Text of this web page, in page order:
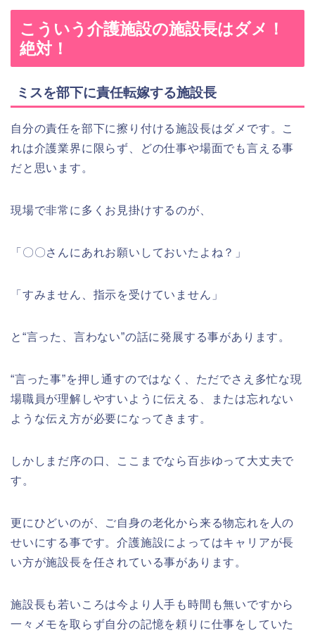
こういう介護施設の施設長はダメ！
絶対！
ミスを部下に責任転嫁する施設長
自分の責任を部下に擦り付ける施設長はダメです。こ
れは介護業界に限らず、どの仕事や場面でも言える事
だと思います。
現場で非常に多くお見掛けするのが、
「〇〇さんにあれお願いしておいたよね？」
「すみません、指示を受けていません」
と“言った、言わない”の話に発展する事があります。
“言った事”を押し通すのではなく、ただでさえ多忙な現
場職員が理解しやすいように伝える、または忘れない
ような伝え方が必要になってきます。
しかしまだ序の口、ここまでなら百歩ゆって大丈夫で
す。
更にひどいのが、ご自身の老化から来る物忘れを人の
せいにする事です。介護施設によってはキャリアが長
い方が施設長を任されている事があります。
施設長も若いころは今より人手も時間も無いですから
一々メモを取らず自分の記憶を頼りに仕事をしていた